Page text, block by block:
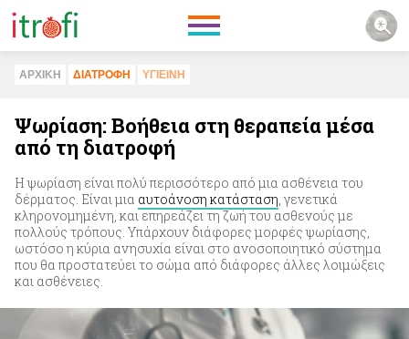
ΑΡΧΙΚΗ ΔΙΑΤΡΟΦΗ ΥΓΙΕΙΝΗ
Ψωρίαση: Βοήθεια στη θεραπεία μέσα
από τη διατροφή
Η ψωρίαση είναι πολύ περισσότερο από μια ασθένεια του
δέρματος. Είναι μια αυτοάνοση κατάσταση, γενετικά
κληρονομημένη, και επηρεάζει τη ζωή του ασθενούς με
πολλούς τρόπους. Υπάρχουν διάφορες μορφές ψωρίασης,
ωστόσο η κύρια ανησυχία είναι στο ανοσοποιητικό σύστημα
που θα προστατεύει το σώμα από διάφορες άλλες λοιμώξεις
και ασθένειες.